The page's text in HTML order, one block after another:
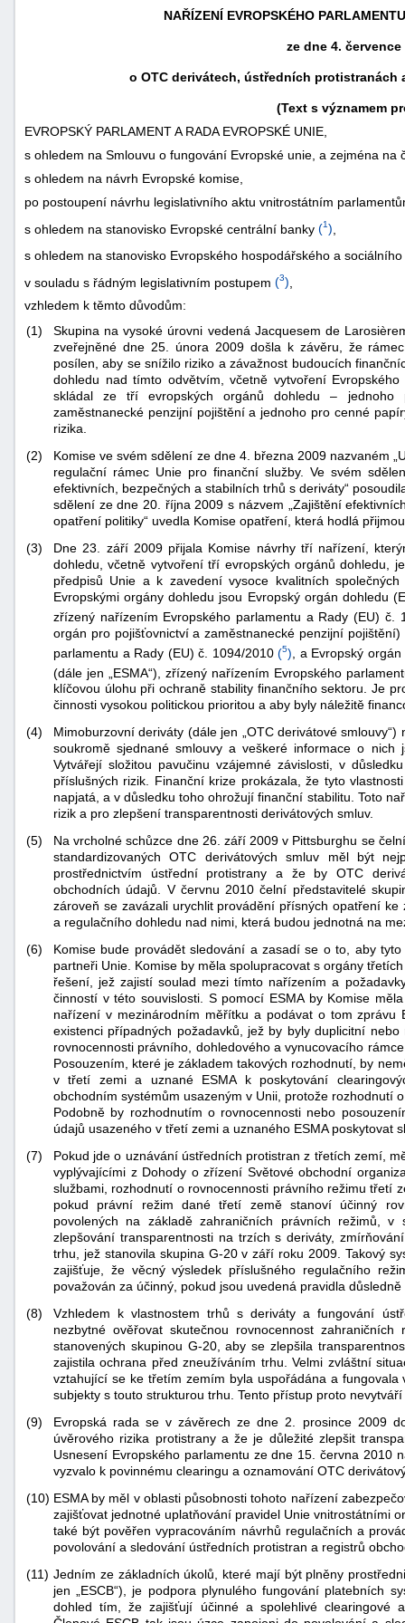
NAŘÍZENÍ EVROPSKÉHO
ze dne 4. července
o OTC derivátech, ústředních
(Text s významem
EVROPSKÝ PARLAMENT A RADA EVROPSKÉ UNIE,
s ohledem na Smlouvu o fungování Evropské unie, a zejména na
s ohledem na návrh Evropské komise,
po postoupení návrhu legislativního aktu vnitrostátním
s ohledem na stanovisko Evropské centrální banky (1)
s ohledem na stanovisko Evropského hospodářského a
v souladu s řádným legislativním postupem (3)
vzhledem k těmto důvodům:
(1)
Skupina na vysoké úrovni vedená Jacquesem de
zveřejněné dne 25. února 2009 došla k závěru, že
posílen, aby se snížilo riziko a závažnost budoucích
dohledu nad tímto odvětvím, včetně vytvoření
skládal ze tří evropských orgánů dohledu – jednoho
zaměstnanecké penzijní pojištění a jednoho pro cenné
rizika.
(2)
Komise ve svém sdělení ze dne 4. března 2009 nazvaném
regulační rámec Unie pro finanční služby. Ve svém
efektivních, bezpečných a stabilních trhů s deriváty“
sdělení ze dne 20. října 2009 s názvem „Zajištění
opatření politiky“ uvedla Komise opatření, která hodlá
(3)
Dne 23. září 2009 přijala Komise návrhy tří nařízení,
dohledu, včetně vytvoření tří evropských orgánů dohledu,
předpisů Unie a k zavedení vysoce kvalitních
Evropskými orgány dohledu jsou Evropský orgán dohledu
zřízený nařízením Evropského parlamentu a Rady (EU) č.
orgán pro pojišťovnictví a zaměstnanecké penzijní
parlamentu a Rady (EU) č. 1094/2010(5) , a Evropský
(dále jen „ESMA“), zřízený nařízením Evropského
klíčovou úlohu při ochraně stability finančního sektoru. Je
činnosti vysokou politickou prioritou a aby byly náležitě
(4)
Mimoburzovní deriváty (dále jen „OTC derivátové
soukromě sjednané smlouvy a veškeré informace o nich
Vytvářejí složitou pavučinu vzájemné závislosti, v
příslušných rizik. Finanční krize prokázala, že tyto
napjatá, a v důsledku toho ohrožují finanční stabilitu. Toto
rizik a pro zlepšení transparentnosti derivátových smluv.
(5)
Na vrcholné schůzce dne 26. září 2009 v Pittsburghu se
standardizovaných OTC derivátových smluv měl být
prostřednictvím ústřední protistrany a že by OTC
obchodních údajů. V červnu 2010 čelní představitelé
zároveň se zavázali urychlit provádění přísných opatření
a regulačního dohledu nad nimi, která budou jednotná na
(6)
Komise bude provádět sledování a zasadí se o to, aby
partneři Unie. Komise by měla spolupracovat s orgány
řešení, jež zajistí soulad mezi tímto nařízením a
činností v této souvislosti. S pomocí ESMA by Komise
nařízení v mezinárodním měřítku a podávat o tom zprávu
existenci případných požadavků, jež by byly duplicitní
rovnocennosti právního, dohledového a vynucovacího
Posouzením, které je základem takových rozhodnutí, by
v třetí zemi a uznané ESMA k poskytování
obchodním systémům usazeným v Unii, protože rozhodnutí
Podobně by rozhodnutím o rovnocennosti nebo
údajů usazeného v třetí zemi a uznaného ESMA poskytovat
(7)
Pokud jde o uznávání ústředních protistran z třetích zemí,
vyplývajícími z Dohody o zřízení Světové obchodní
službami, rozhodnutí o rovnocennosti právního režimu třetí
pokud právní režim dané třetí země stanoví účinný
povolených na základě zahraničních právních režimů,
zlepšování transparentnosti na trzích s deriváty,
trhu, jež stanovila skupina G-20 v září roku 2009. Takový
zajišťuje, že věcný výsledek příslušného regulačního
považován za účinný, pokud jsou uvedená pravidla
(8)
Vzhledem k vlastnostem trhů s deriváty a fungování
nezbytné ověřovat skutečnou rovnocennost
stanovených skupinou G-20, aby se zlepšila
zajistila ochrana před zneužíváním trhu. Velmi zvláštní
vztahující se ke třetím zemím byla uspořádána a
subjekty s touto strukturou trhu. Tento přístup proto
(9)
Evropská rada se v závěrech ze dne 2. prosince 2009
úvěrového rizika protistrany a že je důležité zlepšit
Usnesení Evropského parlamentu ze dne 15. června 2010
vyzvalo k povinnému clearingu a oznamování OTC
(10) ESMA by měl v oblasti působnosti tohoto nařízení
zajišťovat jednotné uplatňování pravidel Unie vnitrostátními
také být pověřen vypracováním návrhů regulačních a
povolování a sledování ústředních protistran a registrů
(11) Jedním ze základních úkolů, které mají být plněny
jen „ESCB“), je podpora plynulého fungování platebních
dohled tím, že zajišťují účinné a spolehlivé clearingové
náhrady
-
náhrady
"náhradě
škod"